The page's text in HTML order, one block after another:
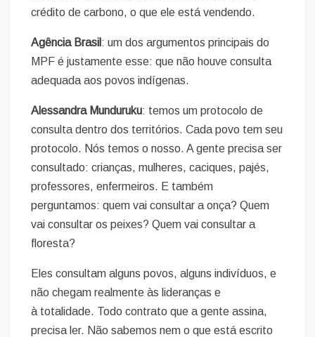
crédito de carbono, o que ele está vendendo.
Agência Brasil : um dos argumentos principais do
MPF é justamente esse: que não houve consulta
adequada aos povos indígenas.
Alessandra Munduruku: temos um protocolo de
consulta dentro dos territórios. Cada povo tem seu
protocolo. Nós temos o nosso. A gente precisa ser
consultado: crianças, mulheres, caciques, pajés,
professores, enfermeiros. E também
perguntamos: quem vai consultar a onça? Quem
vai consultar os peixes? Quem vai consultar a
floresta?
Eles consultam alguns povos, alguns indivíduos, e
não chegam realmente às lideranças e
à totalidade. Todo contrato que a gente assina,
precisa ler. Não sabemos nem o que está escrito